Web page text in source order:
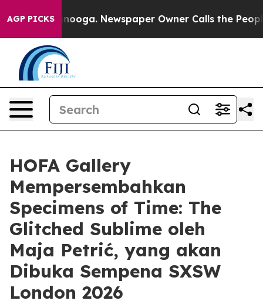
AGP PICKS
in Chattanooga. Newspaper Owner Calls the People
HOFA Gallery
Mempersembahkan
Specimens of Time: The
Glitched Sublime oleh
Maja Petrić, yang akan
Dibuka Sempena SXSW
London 2026